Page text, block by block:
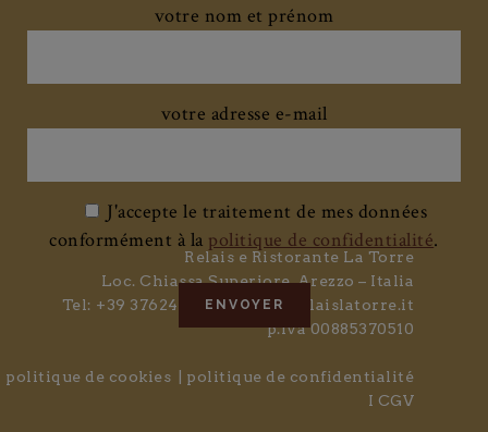
votre nom et prénom
votre adresse e-mail
J'accepte le traitement de mes données
conformément à la politique de confidentialité.
Relais e Ristorante La Torre
Loc. Chiassa Superiore, Arezzo – Italia
Tel: +39 3762402677 /info@relaislatorre.it
p.iva 00885370510
politique de cookies
politique de confidentialité
I CGV